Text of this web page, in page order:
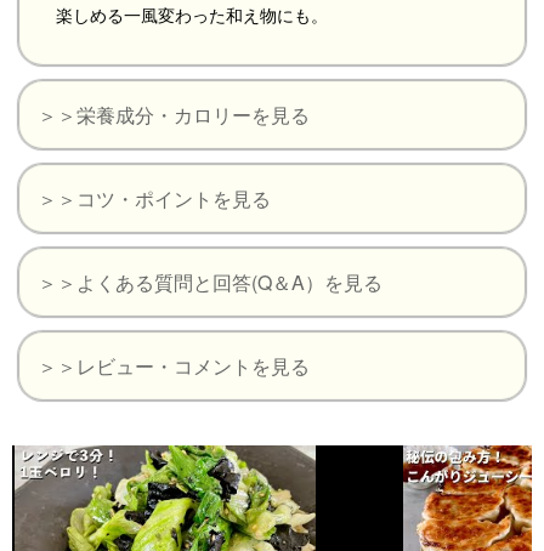
楽しめる一風変わった和え物にも。
＞＞栄養成分・カロリーを見る
＞＞コツ・ポイントを見る
＞＞よくある質問と回答(Q＆A）を見る
＞＞レビュー・コメントを見る